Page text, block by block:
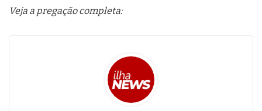
Veja a pregação completa: